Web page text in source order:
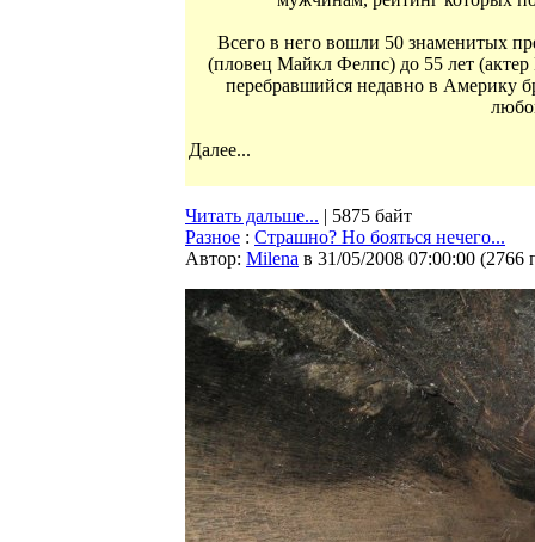
Всего в него вошли 50 знаменитых
(пловец Майкл Фелпс) до 55 лет (актер
перебравшийся недавно в Америку
Далее...
Читать дальше... | 5875 байт
Разное : Страшно? Но бояться нечего...
Автор: Milena в 31/05/2008 07:00:00 (2766